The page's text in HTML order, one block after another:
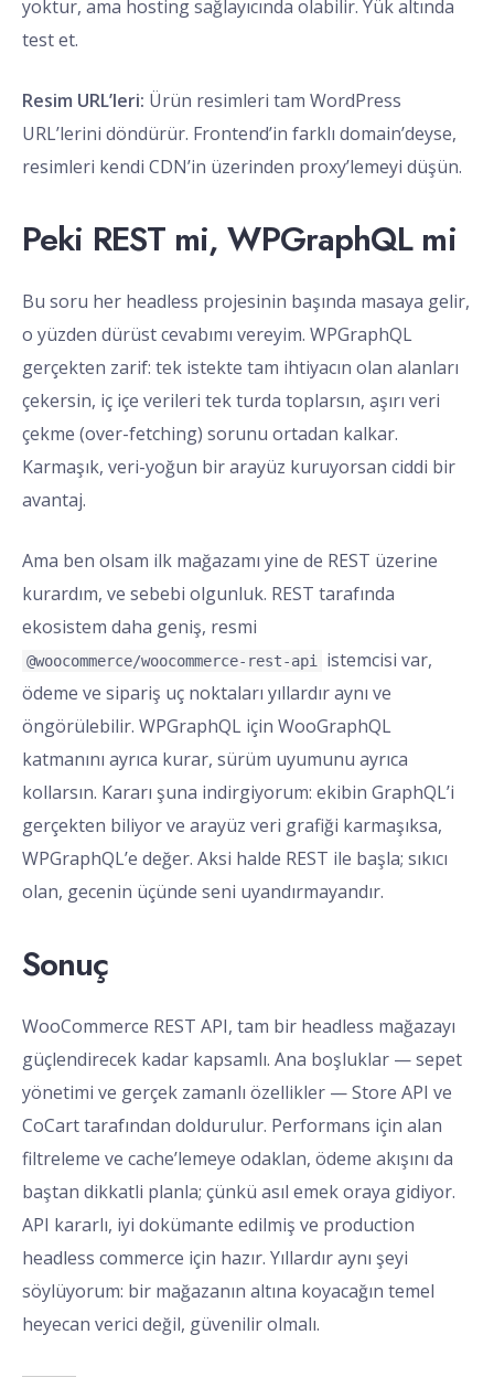
yoktur, ama hosting sağlayıcında olabilir. Yük altında
test et.
Resim URL’leri: Ürün resimleri tam WordPress
URL’lerini döndürür. Frontend’in farklı domain’deyse,
resimleri kendi CDN’in üzerinden proxy’lemeyi düşün.
Peki REST mi, WPGraphQL mi
Bu soru her headless projesinin başında masaya gelir,
o yüzden dürüst cevabımı vereyim. WPGraphQL
gerçekten zarif: tek istekte tam ihtiyacın olan alanları
çekersin, iç içe verileri tek turda toplarsın, aşırı veri
çekme (over-fetching) sorunu ortadan kalkar.
Karmaşık, veri-yoğun bir arayüz kuruyorsan ciddi bir
avantaj.
Ama ben olsam ilk mağazamı yine de REST üzerine
kurardım, ve sebebi olgunluk. REST tarafında
ekosistem daha geniş, resmi
@woocommerce/woocommerce-rest-api istemcisi var,
ödeme ve sipariş uç noktaları yıllardır aynı ve
öngörülebilir. WPGraphQL için WooGraphQL
katmanını ayrıca kurar, sürüm uyumunu ayrıca
kollarsın. Kararı şuna indirgiyorum: ekibin GraphQL’i
gerçekten biliyor ve arayüz veri grafiği karmaşıksa,
WPGraphQL’e değer. Aksi halde REST ile başla; sıkıcı
olan, gecenin üçünde seni uyandırmayandır.
Sonuç
WooCommerce REST API, tam bir headless mağazayı
güçlendirecek kadar kapsamlı. Ana boşluklar — sepet
yönetimi ve gerçek zamanlı özellikler — Store API ve
CoCart tarafından doldurulur. Performans için alan
filtreleme ve cache’lemeye odaklan, ödeme akışını da
baştan dikkatli planla; çünkü asıl emek oraya gidiyor.
API kararlı, iyi dokümante edilmiş ve production
headless commerce için hazır. Yıllardır aynı şeyi
söylüyorum: bir mağazanın altına koyacağın temel
heyecan verici değil, güvenilir olmalı.